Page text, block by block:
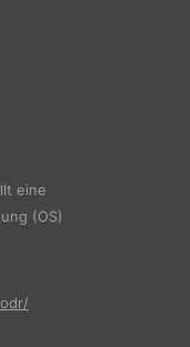
eine
(OS)